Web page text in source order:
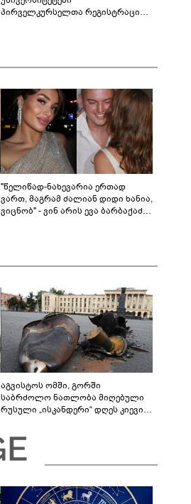
პირველკურსელთა რეგისტრაციის
"წელიწად-ნახევარია ერთად
ვართ, მაგრამ ძალიან დიდი ხანია,
ვიცნობ" - ვინ არის ევა ბარბაქაძის
აგვისტოს ომში, გორში
საბრძოლო ნათლობა მიღებული
რუსული „ისკანდერი“ დღეს კიევის